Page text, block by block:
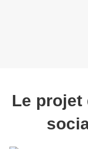
Le projet